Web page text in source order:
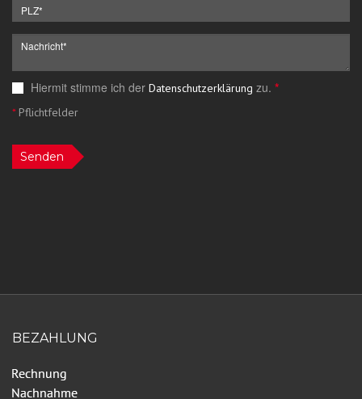
Hiermit stimme ich der Datenschutzerklärung zu. *
*Pflichtfelder
Senden
BEZAHLUNG